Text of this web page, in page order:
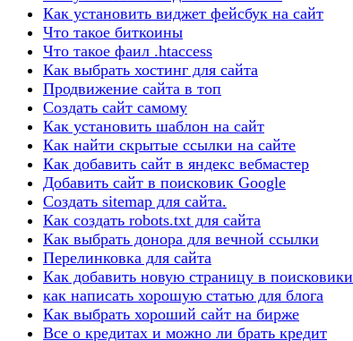
Как установить виджет фейсбук на сайт
Что такое биткоины
Что такое фаил .htaccess
Как выбрать хостинг для сайта
Продвижение сайта в топ
Создать сайт самому
Как установить шаблон на сайт
Как найти скрытые ссылки на сайте
Как добавить сайт в яндекс вебмастер
Добавить сайт в поисковик Google
Создать sitemap для сайта.
Как создать robots.txt для сайта
Как выбрать донора для вечной ссылки
Перелинковка для сайта
Как добавить новую страницу в поисковики
как написать хорошую статью для блога
Как выбрать хороший сайт на бирже
Все о кредитах и можно ли брать кредит